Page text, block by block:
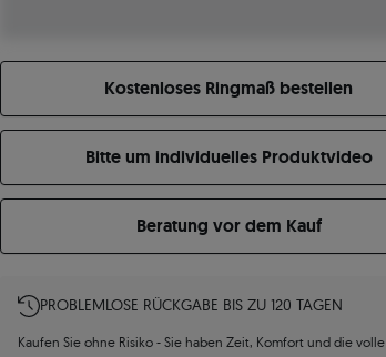
Kostenloses Ringmaß bestellen
Bitte um individuelles Produktvideo
Beratung vor dem Kauf
PROBLEMLOSE RÜCKGABE BIS ZU 120 TAGEN
Kaufen Sie ohne Risiko - Sie haben Zeit, Komfort und die volle